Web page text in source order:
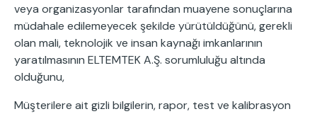
veya organizasyonlar tarafından muayene sonuçlarına
müdahale edilemeyecek şekilde yürütüldüğünü, gerekli
olan mali, teknolojik ve insan kaynağı imkanlarının
yaratılmasının ELTEMTEK A.Ş. sorumluluğu altında
olduğunu,
Müşterilere ait gizli bilgilerin, rapor, test ve kalibrasyon